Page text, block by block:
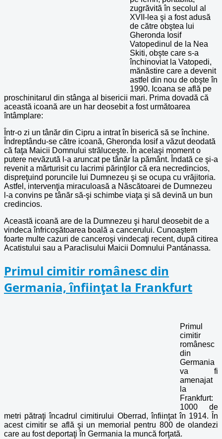
zugrăvită în secolul al
XVII-lea şi a fost adusă
de către obştea lui
Gheronda Iosif
Vatopedinul de la Nea
Skiti, obşte care s-a
închinoviat la Vatopedi,
mănăstire care a devenit
astfel din nou de obşte în
1990. Icoana se află pe
proschinitarul din stânga al bisericii mari. Prima dovadă că
această icoană are un har deosebit a fost următoarea
întâmplare:
Într-o zi un tânăr din Cipru a intrat în biserică să se închine.
Îndreptându-se către icoană, Gheronda Iosif a văzut deodată
că faţa Maicii Domnului străluceşte. În acelaşi moment o
putere nevăzută l-a aruncat pe tânăr la pământ. Îndată ce şi-a
revenit a mărturisit cu lacrimi părinţilor că era necredincios,
dispreţuind poruncile lui Dumnezeu şi se ocupa cu vrăjitoria.
Astfel, intervenţia miraculoasă a Născătoarei de Dumnezeu
l-a convins pe tânăr să-şi schimbe viaţa şi să devină un bun
credincios.
Această icoană are de la Dumnezeu şi harul deosebit de a
vindeca înfricoşătoarea boală a cancerului. Cunoaştem
foarte multe cazuri de canceroşi vindecaţi recent, după citirea
Acatistului sau a Paraclisului Maicii Domnului Pantánassa.
Primul cimitir românesc din
Germania, înființat la Frankfurt
Primul
cimitir
românesc
din
Germania
va fi
amenajat
la
Frankfurt:
1000 de
metri pătraţi încadrul cimitirului Oberrad, înfiinţat în 1914. În
acest cimitir se află şi un memorial pentru 800 de olandezi
care au fost deportaţi în Germania la muncă forţată.